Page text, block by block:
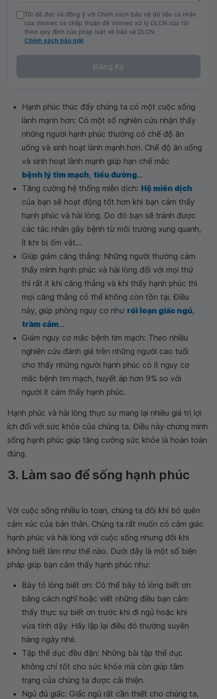
Tôi đã đọc và đồng ý với Chính sách bảo vệ dữ liệu cá nhân
của Vinmec và chấp thuận để Vinmec xử lý DLCN của tôi
theo quy định của pháp luật về bảo vệ DLCN.
Chính sách bảo mật
Đăng Ký
Hạnh phúc thúc đẩy chúng ta có một cuộc sống
lành mạnh hơn: Có một số nghiên cứu nhận thấy
những người hạnh phúc thường có chế độ ăn
uống và sinh hoạt lành mạnh hơn. Chế độ ăn uống
và sinh hoạt lành mạnh giúp hạn chế mắc
bệnh lý tim mạch, tiểu đường...
Tăng cường hệ thống miễn dịch: Hệ miễn dịch
của bạn sẽ hoạt động tốt hơn khi bạn cảm thấy
hạnh phúc và hài lòng. Do đó bạn sẽ tránh được
các tác nhân gây bệnh từ môi trường xung quanh,
ít khi bị ốm vắt...
Giúp giảm căng thẳng: Những người thường cảm
thấy mình hạnh phúc và hài lòng đối với mọi thứ
thì rất ít khi căng thẳng và khi thấy hạnh phúc thì
mọi căng thẳng có thể không còn tồn tại. Điều
này, giúp phòng nguy cơ như rối loạn giấc ngủ,
trầm cảm...
Giảm nguy cơ mắc bệnh tim mạch: Theo nhiều
nghiên cứu đánh giá trên những người cao tuổi
cho thấy những người hạnh phúc có ít nguy cơ
mắc bệnh tim mạch, huyết áp hơn 9% so với
người ít cảm thấy hạnh phúc.
Hạnh phúc và hài lòng thực sự mang lại nhiều giá trị lợi
ích đối với sức khỏe của chúng ta. Điều này chứng minh
sống hạnh phúc giúp tăng cường sức khỏe là hoàn toàn
đúng.
3. Làm sao để sống hạnh phúc
Với cuộc sống nhiều lo toan, chúng ta đôi khi bỏ quên
cảm xúc của bản thân. Chúng ta rất muốn có cảm giác
hạnh phúc và hài lòng với cuộc sống nhưng đôi khi
không biết làm như thế nào. Dưới đây là một số biện
pháp giúp bạn cảm thấy hạnh phúc như:
Bày tỏ lòng biết ơn: Có thể bày tỏ lòng biết ơn
bằng cách nghĩ hoặc viết những điều bạn cảm
thấy thực sự biết ơn trước khi đi ngủ hoặc khi
vừa tỉnh dậy. Hãy lập lại điều đó thường xuyên
hàng ngày nhé.
Tập thể dục đều đặn: Những bài tập thể dục
không chỉ tốt cho sức khỏe mà còn giúp tâm
trạng của chúng ta được cải thiện.
Ngủ đủ giấc: Giấc ngủ rất cần thiết cho chúng ta,